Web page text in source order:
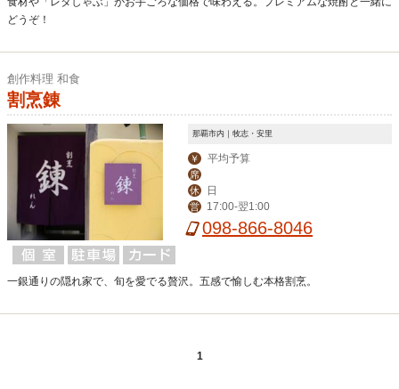
どうぞ！
創作料理 和食
割烹錬
那覇市内｜牧志・安里
￥ 平均予算
席
休
日
営 17:00-翌1:00
098-866-8046
一銀通りの隠れ家で、旬を愛でる贅沢。五感で愉しむ本格割烹。
1